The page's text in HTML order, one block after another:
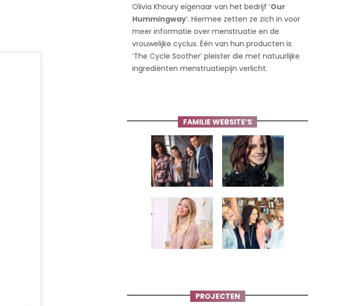
Olivia Khoury eigenaar van het bedrijf ‘Our
Hummingway‘. Hiermee zetten ze zich in voor
meer informatie over menstruatie en de
vrouwelijke cyclus. Één van hun producten is
‘The Cycle Soother’ pleister die met natuurlijke
ingrediënten menstruatiepijn verlicht.
FAMILIE WEBSITE’S
PROJECTEN